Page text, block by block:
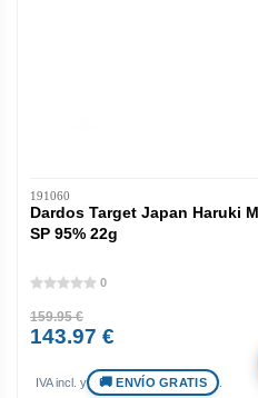
191060
Dardos Target Japan Haruki
SP 95% 22g
0
159.95 €
143.97 €
IVA incl. y ENVÍO GRATIS .